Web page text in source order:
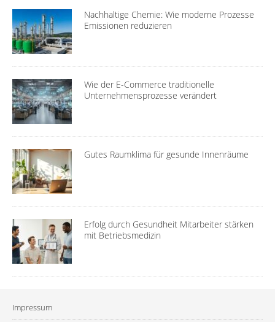
Nachhaltige Chemie: Wie moderne Prozesse
Emissionen reduzieren
Wie der E-Commerce traditionelle
Unternehmensprozesse verändert
Gutes Raumklima für gesunde Innenräume
Erfolg durch Gesundheit Mitarbeiter stärken
mit Betriebsmedizin
Impressum